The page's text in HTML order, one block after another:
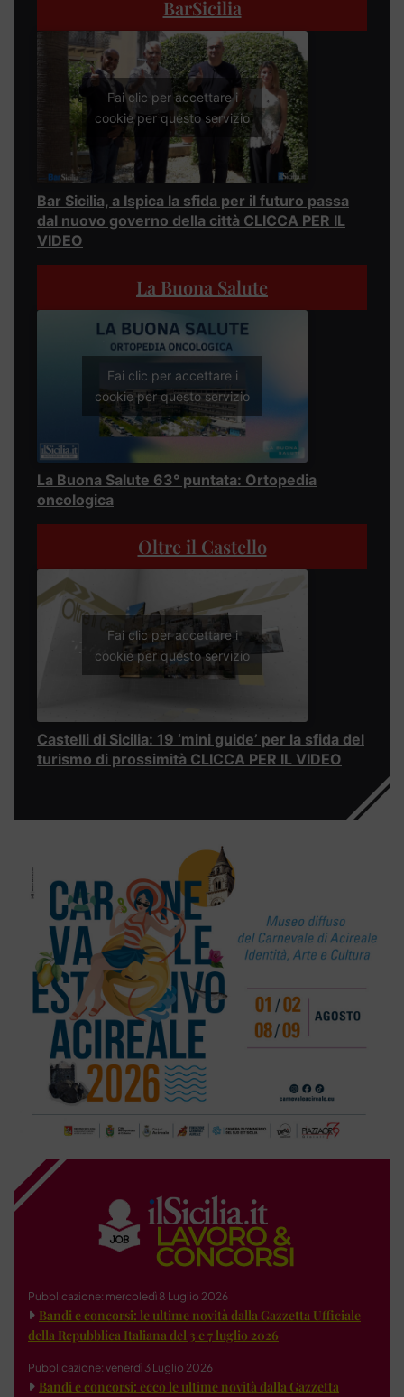
BarSicilia
Fai clic per accettare i
cookie per questo servizio
Bar Sicilia, a Ispica la sfida per il futuro passa
dal nuovo governo della città CLICCA PER IL
VIDEO
La Buona Salute
Fai clic per accettare i
cookie per questo servizio
La Buona Salute 63° puntata: Ortopedia
oncologica
Oltre il Castello
Fai clic per accettare i
cookie per questo servizio
Castelli di Sicilia: 19 ‘mini guide’ per la sfida del
turismo di prossimità CLICCA PER IL VIDEO
Pubblicazione: mercoledì 8 Luglio 2026
Bandi e concorsi: le ultime novità dalla Gazzetta Ufficiale
della Repubblica Italiana del 3 e 7 luglio 2026
Pubblicazione: venerdì 3 Luglio 2026
Bandi e concorsi: ecco le ultime novità dalla Gazzetta